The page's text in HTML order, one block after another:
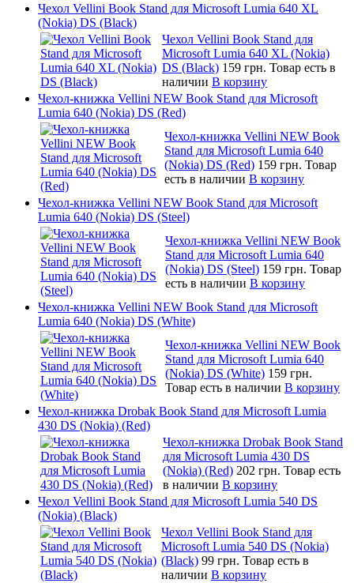
Чехол Vellini Book Stand для Microsoft Lumia 640 XL
(Nokia) DS (Black)
Чехол Vellini Book Stand для
Microsoft Lumia 640 XL (Nokia)
DS (Black) 159 грн. Товар есть в
наличии В корзину
Чехол-книжка Vellini NEW Book Stand для Microsoft
Lumia 640 (Nokia) DS (Red)
Чехол-книжка Vellini NEW Book
Stand для Microsoft Lumia 640
(Nokia) DS (Red) 159 грн. Товар
есть в наличии В корзину
Чехол-книжка Vellini NEW Book Stand для Microsoft
Lumia 640 (Nokia) DS (Steel)
Чехол-книжка Vellini NEW Book
Stand для Microsoft Lumia 640
(Nokia) DS (Steel) 159 грн. Товар
есть в наличии В корзину
Чехол-книжка Vellini NEW Book Stand для Microsoft
Lumia 640 (Nokia) DS (White)
Чехол-книжка Vellini NEW Book
Stand для Microsoft Lumia 640
(Nokia) DS (White) 159 грн.
Товар есть в наличии В корзину
Чехол-книжка Drobak Book Stand для Microsoft Lumia
430 DS (Nokia) (Red)
Чехол-книжка Drobak Book Stand
для Microsoft Lumia 430 DS
(Nokia) (Red) 202 грн. Товар есть
в наличии В корзину
Чехол Vellini Book Stand для Microsoft Lumia 540 DS
(Nokia) (Black)
Чехол Vellini Book Stand для
Microsoft Lumia 540 DS (Nokia)
(Black) 99 грн. Товар есть в
наличии В корзину